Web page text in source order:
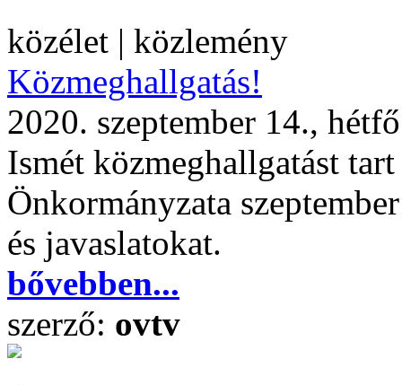
közélet | közlemény
Közmeghallgatás!
2020. szeptember 14.,
Ismét közmeghallgatást
Önkormányzata
és javaslatokat.
bővebben...
szerző: ovtv